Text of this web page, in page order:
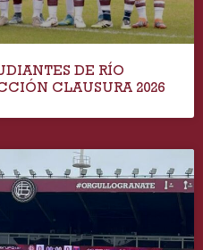
DE RÍO
CLAUSURA 2026